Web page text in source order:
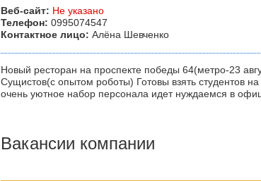
Веб-сайт: Не указано
Телефон: 0995074547
Контактное лицо: Алёна Шевченко
Новый ресторан на проспекте победы 64(метро-23
Сущистов(с опытом роботы) Готовы взять студентов
очень уютное набор персонала идет нуждаемся в
Вакансии компании